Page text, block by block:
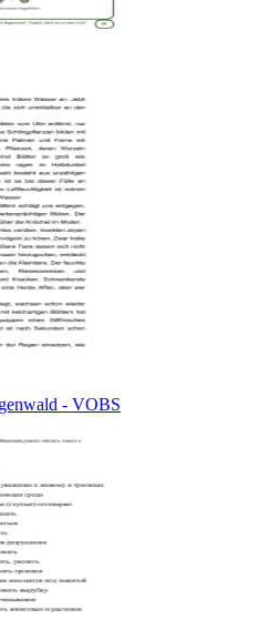
- VOBS